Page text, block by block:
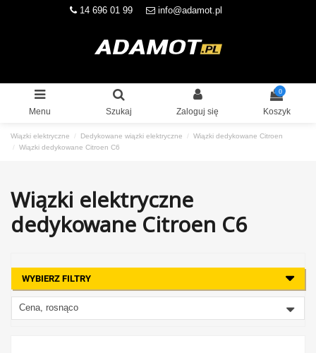
14 696 01 99 info@adamot.pl
Menu Szukaj Zaloguj się
0
Koszyk
Wiązki elektryczne Dedykowane wiązki elektryczne
Wiązki dedykowane Citroen
Wiązki dedykowane Citroen C6
Wiązki elektryczne
dedykowane Citroen C6
WYBIERZ FILTRY
Cena, rosnąco